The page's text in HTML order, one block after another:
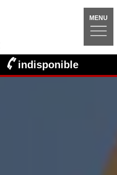
MENU
indisponible